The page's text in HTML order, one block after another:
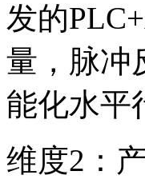
发的
量，脉冲
能化水平
维度2：